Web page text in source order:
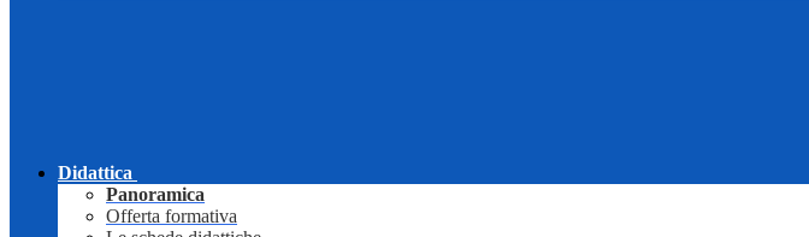
Didattica
Panoramica
Offerta formativa